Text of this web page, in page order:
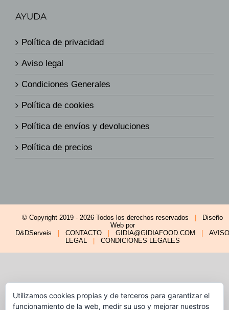
AYUDA
Política de privacidad
Aviso legal
Condiciones Generales
Política de cookies
Política de envíos y devoluciones
Política de precios
© Copyright 2019 - 2026 Todos los derechos reservados
Diseño
Web por
D&DServeis
CONTACTO GIDIA@GIDIAFOOD.COM
AVISO
LEGAL
CONDICIONES LEGALES
Utilizamos cookies propias y de terceros para garantizar el
funcionamiento de la web, medir su uso y mejorar nuestros